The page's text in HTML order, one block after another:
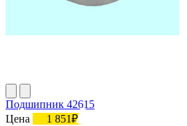
Подшипник 42615
Цена
1 851₽